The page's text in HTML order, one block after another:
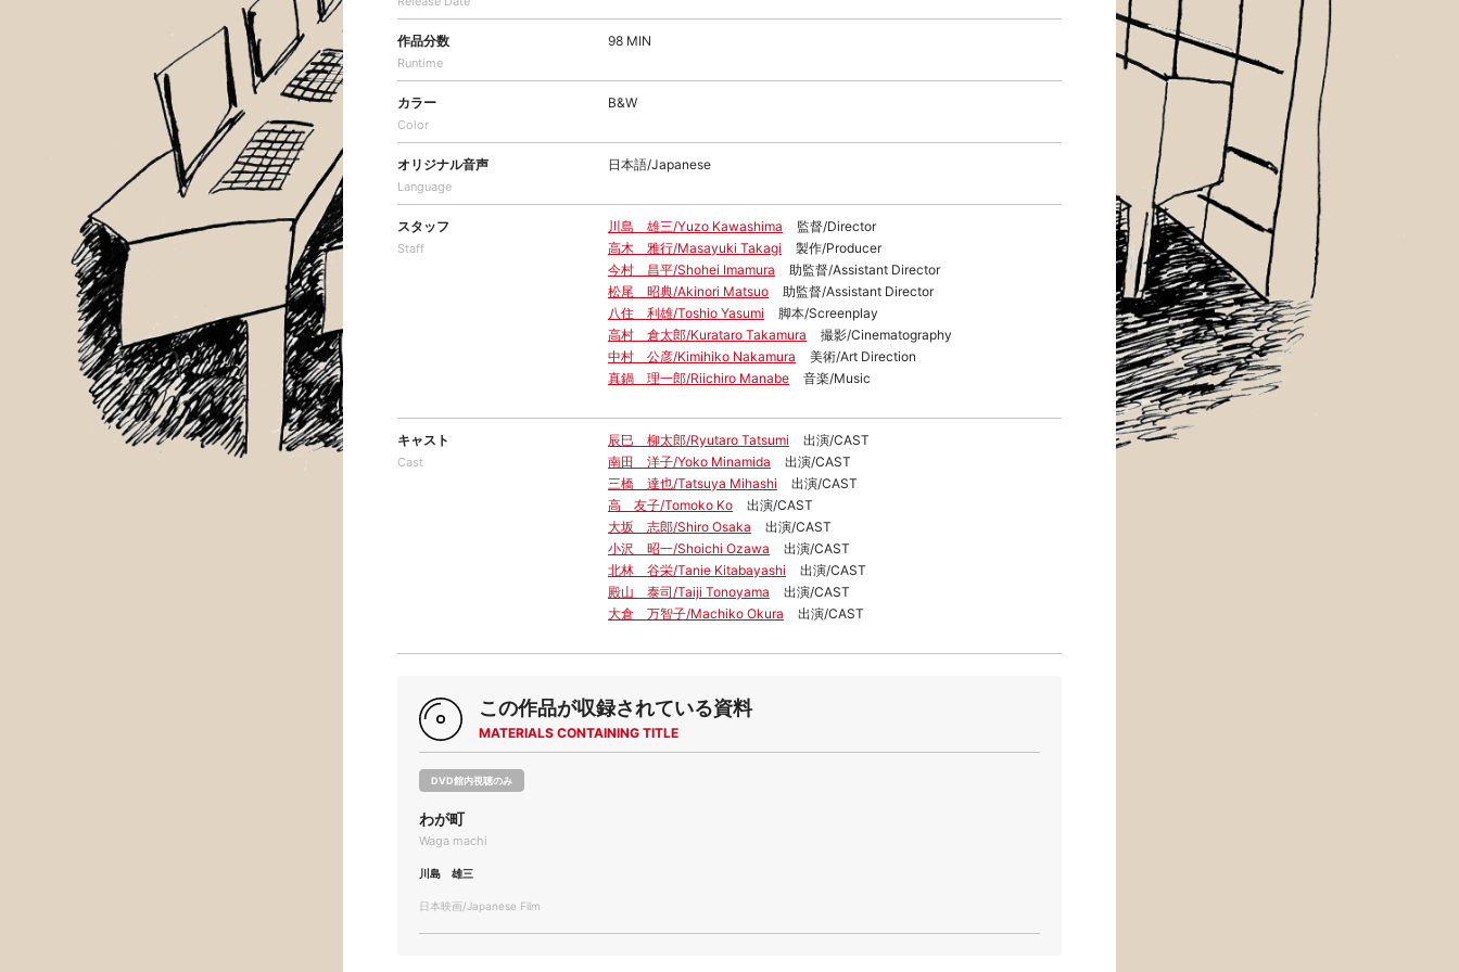
作品分数
Runtime
98 MIN
カラー
Color
B&W
オリジナル音声
Language
日本語/Japanese
スタッフ
Staff
川島 雄三/Yuzo Kawashima
監督/Director
高木 雅行/Masayuki Takagi
製作/Producer
今村 昌平/Shohei Imamura
助監督/Assistant Director
松尾 昭典/Akinori Matsuo
助監督/Assistant Director
八住 利雄/Toshio Yasumi
脚本/Screenplay
高村 倉太郎/Kurataro Takamura
撮影/Cinematography
中村 公彦/Kimihiko Nakamura
美術/Art Direction
真鍋 理一郎/Riichiro Manabe
音楽/Music
キャスト
Cast
辰巳 柳太郎/Ryutaro Tatsumi
出演/CAST
南田 洋子/Yoko Minamida
出演/CAST
三橋 達也/Tatsuya Mihashi
出演/CAST
高 友子/Tomoko Ko
出演/CAST
大坂 志郎/Shiro Osaka
出演/CAST
小沢 昭一/Shoichi Ozawa
出演/CAST
北林 谷栄/Tanie Kitabayashi
出演/CAST
殿山 泰司/Taiji Tonoyama
出演/CAST
大倉 万智子/Machiko Okura
出演/CAST
この作品が収録されている資料
MATERIALS CONTAINING TITLE
DVD館内視聴のみ
わが町
Waga machi
川島 雄三
日本映画/Japanese Film